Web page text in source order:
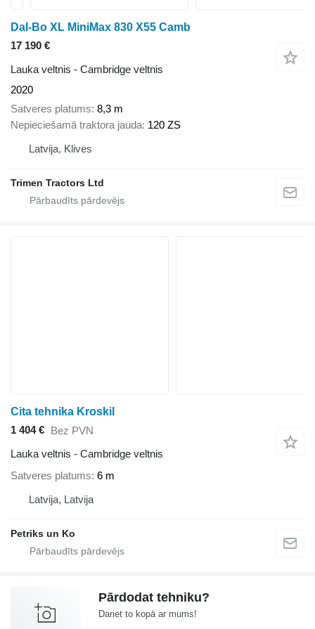
Dal-Bo XL MiniMax 830 X55 Camb
17 190 €
Lauka veltnis - Cambridge veltnis
2020
Satveres platums 8,3 m
Nepieciešamā traktora jauda 120 ZS
Latvija, Klives
Trimen Tractors Ltd
Cita tehnika Kroskil
1 404 € Bez PVN
Lauka veltnis - Cambridge veltnis
Satveres platums 6 m
Latvija, Latvija
Petriks un Ko
Pārdodat tehniku?
Dariet to kopā ar mums!